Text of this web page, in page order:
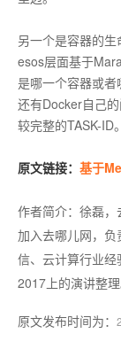
另一个是容器的
esos层面基于
是哪一个容器或者
还有Docker自己
较完整的TASK-ID。
原文链接： 基于
作者简介：徐磊
加入去哪儿网，
信、云计算行业
2017上的演讲整理
原文发布时间为：